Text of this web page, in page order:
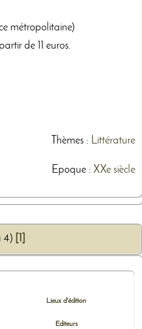
métropolitaine)
de 11 euros.
Thèmes: Littérature
Epoque : XXe siècle
4)
Lieux d'édition
Editeurs